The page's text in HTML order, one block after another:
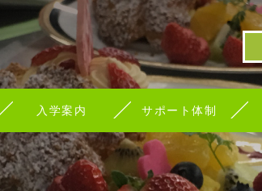
入学案内 サポート体制